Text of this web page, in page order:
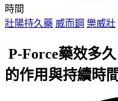
時間
Posted
in
壯陽持久藥 威而鋼 樂威壯
P-Force藥效多
的作用與持續時間